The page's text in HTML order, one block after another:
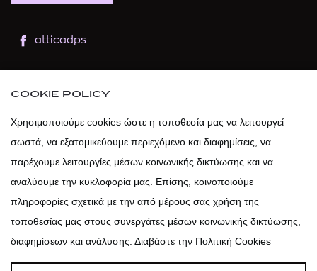
atticadps
atticadps
COOKIE POLICY
Χρησιμοποιούμε cookies ώστε η τοποθεσία μας να λειτουργεί
σωστά, να εξατομικεύουμε περιεχόμενο και διαφημίσεις, να
παρέχουμε λειτουργίες μέσων κοινωνικής δικτύωσης και να
αναλύουμε την κυκλοφορία μας. Επίσης, κοινοποιούμε
πληροφορίες σχετικά με την από μέρους σας χρήση της
τοποθεσίας μας στους συνεργάτες μέσων κοινωνικής δικτύωσης,
διαφημίσεων και ανάλυσης. Διαβάστε την Πολιτική Cookies